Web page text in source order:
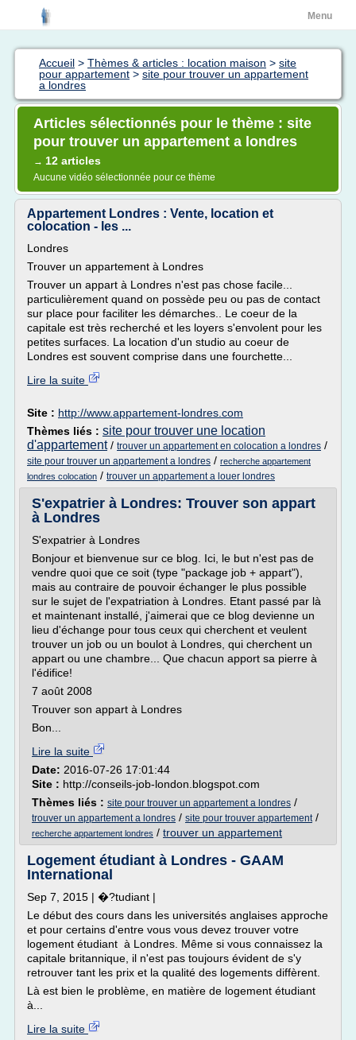
Menu
Accueil > Thèmes & articles : location maison > site
pour appartement > site pour trouver un appartement
a londres
Articles sélectionnés pour le thème : site
pour trouver un appartement a londres
→ 12 articles
Aucune vidéo sélectionnée pour ce thème
Appartement Londres : Vente, location et
colocation - les ...
Londres
Trouver un appartement à Londres
Trouver un appart à Londres n'est pas chose facile...
particulièrement quand on possède peu ou pas de contact
sur place pour faciliter les démarches.. Le coeur de la
capitale est très recherché et les loyers s'envolent pour les
petites surfaces. La location d'un studio au coeur de
Londres est souvent comprise dans une fourchette...
Lire la suite
Site : http://www.appartement-londres.com
Thèmes liés : site pour trouver une location
d'appartement/ trouver un appartement en colocation a londres /
site pour trouver un appartement a londres / recherche appartement
londres colocation / trouver un appartement a louer londres
S'expatrier à Londres: Trouver son appart
à Londres
S'expatrier à Londres
Bonjour et bienvenue sur ce blog. Ici, le but n'est pas de
vendre quoi que ce soit (type "package job + appart"),
mais au contraire de pouvoir échanger le plus possible
sur le sujet de l'expatriation à Londres. Etant passé par là
et maintenant installé, j'aimerai que ce blog devienne un
lieu d'échange pour tous ceux qui cherchent et veulent
trouver un job ou un boulot à Londres, qui cherchent un
appart ou une chambre... Que chacun apport sa pierre à
l'édifice!
7 août 2008
Trouver son appart à Londres
Bon...
Lire la suite
Date: 2016-07-26 17:01:44
Site : http://conseils-job-london.blogspot.com
Thèmes liés : site pour trouver un appartement a londres /
trouver un appartement a londres / site pour trouver appartement/
recherche appartement londres / trouver un appartement
Logement étudiant à Londres - GAAM
International
Sep 7, 2015 | �?tudiant |
Le début des cours dans les universités anglaises approche
et pour certains d'entre vous vous devez trouver votre
logement étudiant à Londres. Même si vous connaissez la
capitale britannique, il n'est pas toujours évident de s'y
retrouver tant les prix et la qualité des logements diffèrent.
Là est bien le problème, en matière de logement étudiant
à...
Lire la suite